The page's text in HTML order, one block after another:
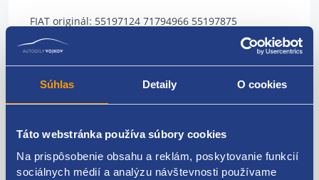
Súhlas Detaily O cookies
Táto webstránka používa súbory cookies
Na prispôsobenie obsahu a reklám, poskytovanie funkcií
sociálnych médií a analýzu návštevnosti používame
FIAT originál: 55197124 71794966 55197875
OPEL originál: 93190435 93183910
FORD originál: 9S51-9F593-BA 1538758
Kódy produktov